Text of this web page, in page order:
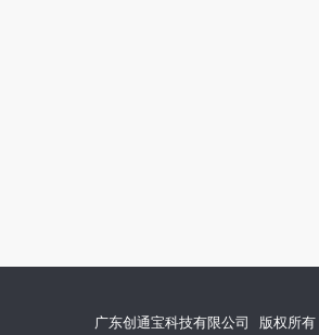
广东创通宝科技有限公司 版权所